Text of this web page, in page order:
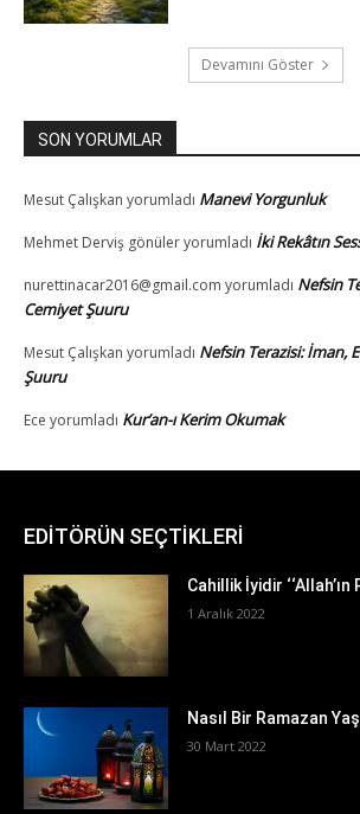
EDİTÖRÜN SEÇTİKLERİ
Cahillik İyidir ‘‘Allah’ın
1 Aralık 2022
Nasıl Bir Ramazan
30 Mart 2022